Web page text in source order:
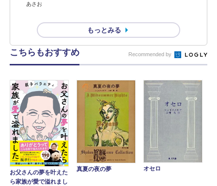
あさお
もっとみる
こちらもおすすめ Recommended by
お父さんの夢を叶えた
ら家族が愛で溢れまし
真夏の夜の夢 オセロ